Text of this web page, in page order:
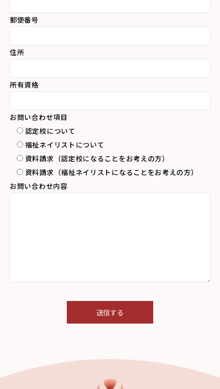
郵便番号
住所
所有資格
お問い合わせ項目
認定校について
福祉ネイリストについて
資料請求（認定校になることをお考えの方）
資料請求（福祉ネイリストになることをお考えの方）
お問い合わせ内容